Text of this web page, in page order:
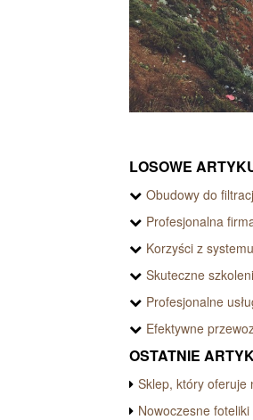
LOSOWE
Obudowy do
Profesjonalna
Korzyści z
Skuteczne
Profesjonalne
Efektywne
OSTATNIE
Sklep, który oferuje
Nowoczesne